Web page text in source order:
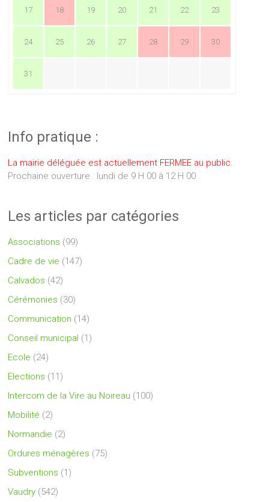
17 18 19 20 21 22 23
24 25 26 27 28 29 30
31
Info pratique :
La mairie déléguée est actuellement FERMEE au public.
Prochaine ouverture : lundi de 9 H 00 à 12 H 00 .
Les articles par catégories
Associations (99)
Cadre de vie (147)
Calvados (42)
Cérémonies (30)
Communication (14)
Conseil municipal (1)
Ecole (24)
Elections (11)
Intercom de la Vire au Noireau (100)
Mobilité (2)
Normandie (2)
Ordures ménagères (75)
Subventions (1)
Vaudry (542)